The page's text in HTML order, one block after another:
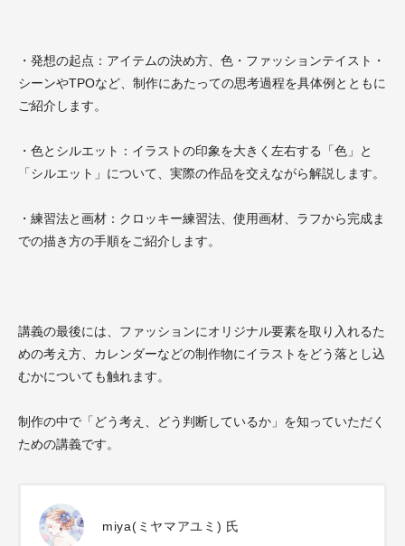
・発想の起点：アイテムの決め方、色・ファッションテイスト・
シーンやTPOなど、制作にあたっての思考過程を具体例とともに
ご紹介します。
・色とシルエット：イラストの印象を大きく左右する「色」と
「シルエット」について、実際の作品を交えながら解説します。
・練習法と画材：クロッキー練習法、使用画材、ラフから完成ま
での描き方の手順をご紹介します。
講義の最後には、ファッションにオリジナル要素を取り入れるた
めの考え方、カレンダーなどの制作物にイラストをどう落とし込
むかについても触れます。
制作の中で「どう考え、どう判断しているか」を知っていただく
ための講義です。
miya(ミヤマアユミ) 氏